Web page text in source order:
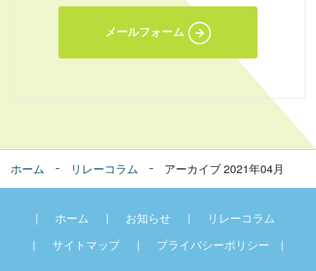
メールフォーム
ホーム リレーコラム アーカイブ 2021年04月
ホーム お知らせ
リレーコラム
サイトマップ
プライバシーポリシー